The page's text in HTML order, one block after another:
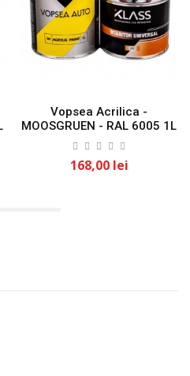
Vopsea Acrilica -
MOOSGRUEN - RAL 6005 1L
KLASS
168,00 lei